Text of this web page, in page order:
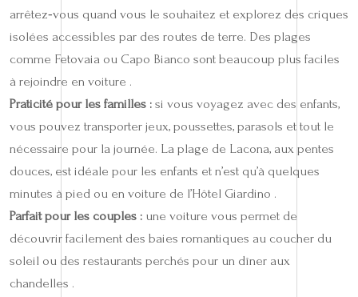
arrêtez‑vous quand vous le souhaitez et explorez des criques
isolées accessibles par des routes de terre. Des plages
comme Fetovaia ou Capo Bianco sont beaucoup plus faciles
à rejoindre en voiture .
Praticité pour les familles : si vous voyagez avec des enfants,
vous pouvez transporter jeux, poussettes, parasols et tout le
nécessaire pour la journée. La plage de Lacona, aux pentes
douces, est idéale pour les enfants et n’est qu’à quelques
minutes à pied ou en voiture de l’Hôtel Giardino .
Parfait pour les couples : une voiture vous permet de
découvrir facilement des baies romantiques au coucher du
soleil ou des restaurants perchés pour un dîner aux
chandelles .